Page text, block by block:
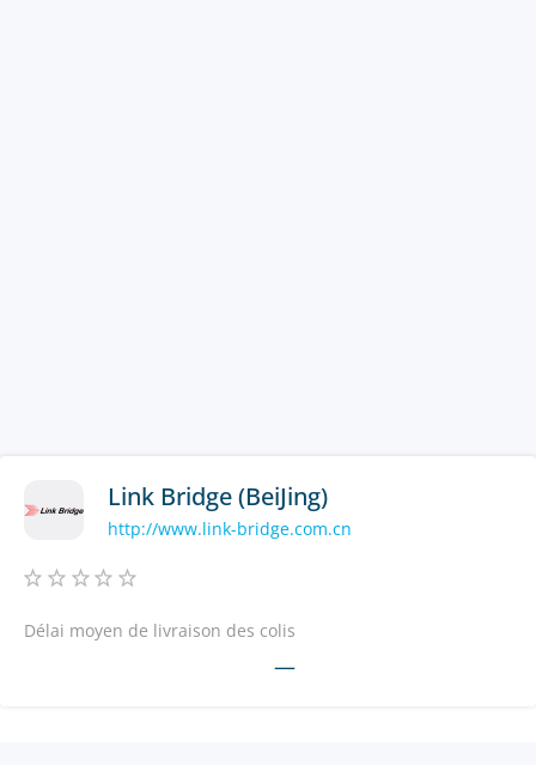
Link Bridge (BeiJing)
http://www.link-bridge.com.cn
Délai moyen de livraison des colis
—